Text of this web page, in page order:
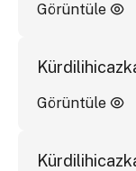
Görüntüle
Görüntüle